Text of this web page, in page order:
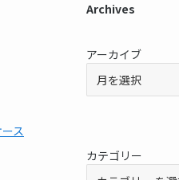
ス
Archives
アーカイブ
カテゴリー